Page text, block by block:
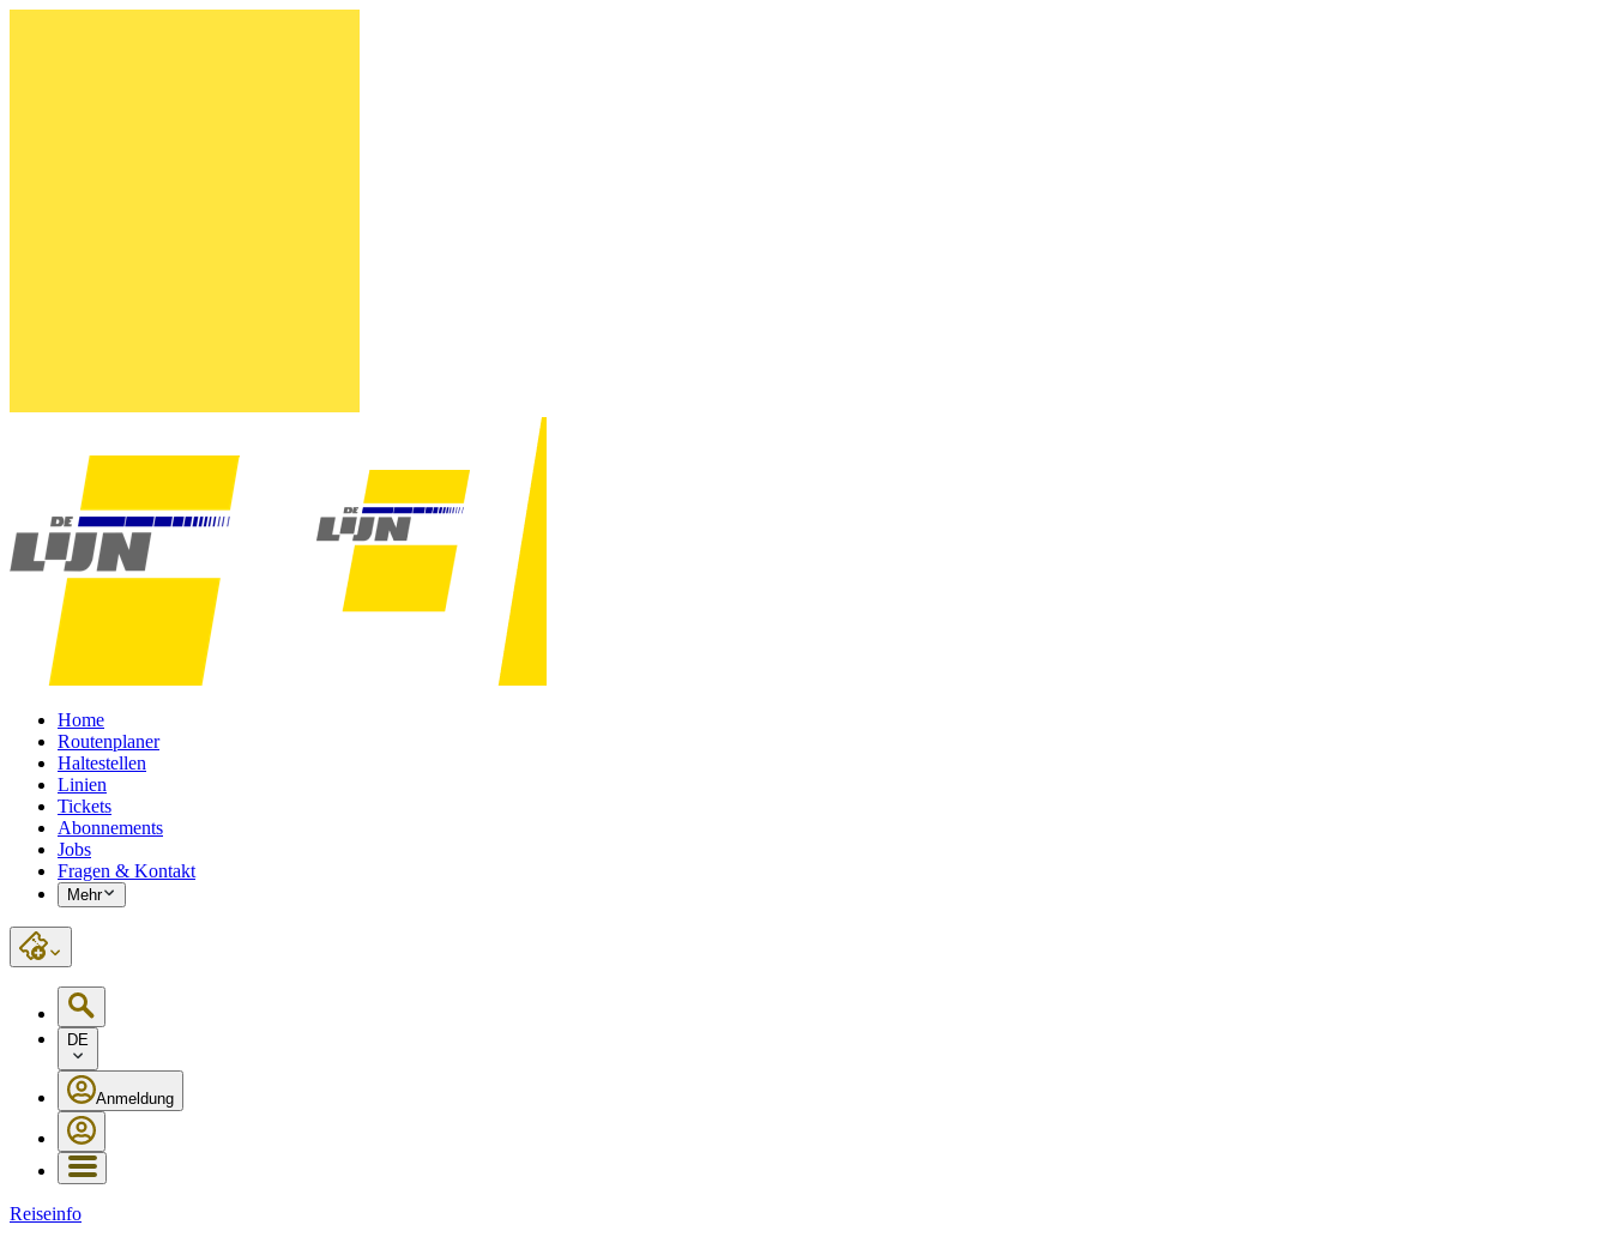
Home
Routenplaner
Haltestellen
Linien
Tickets
Abonnements
Jobs
Fragen & Kontakt
Mehr
DE
Anmeldung
Reiseinfo